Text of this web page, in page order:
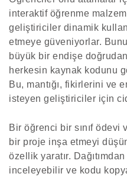
interaktif öğrenme
geliştiriciler dinamik
etmeye güveniyorlar.
büyük bir endişe doğrudan
herkesin kaynak kodunu
Bu, mantığı, fikirlerini ve
isteyen geliştiriciler için
Bir öğrenci bir sınıf
bir proje inşa etmeyi
özellik yaratır.
inceleyebilir ve kodu